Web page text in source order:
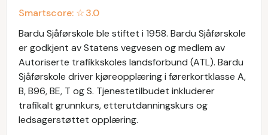
Smartscore: ☆3.0
Bardu Sjåførskole ble stiftet i 1958. Bardu Sjåførskole
er godkjent av Statens vegvesen og medlem av
Autoriserte trafikkskoles landsforbund (ATL). Bardu
Sjåførskole driver kjøreopplæring i førerkortklasse A,
B, B96, BE, T og S. Tjenestetilbudet inkluderer
trafikalt grunnkurs, etterutdanningskurs og
ledsagerstøttet opplæring.